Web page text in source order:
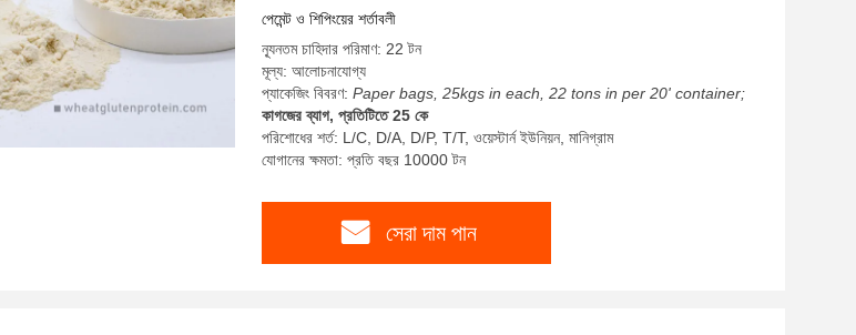
পেমেন্ট ও শিপিংয়ের শর্তাবলী
ন্যূনতম চাহিদার পরিমাণ: 22 টন
মূল্য: আলোচনাযোগ্য
প্যাকেজিং বিবরণ: Paper bags, 25kgs in each, 22 tons in per 20' container;
কাগজের ব্যাগ, প্রতিটিতে 25 কে
পরিশোধের শর্ত: L/C, D/A, D/P, T/T, ওয়েস্টার্ন ইউনিয়ন, মানিগ্রাম
যোগানের ক্ষমতা: প্রতি বছর 10000 টন
সেরা দাম পান